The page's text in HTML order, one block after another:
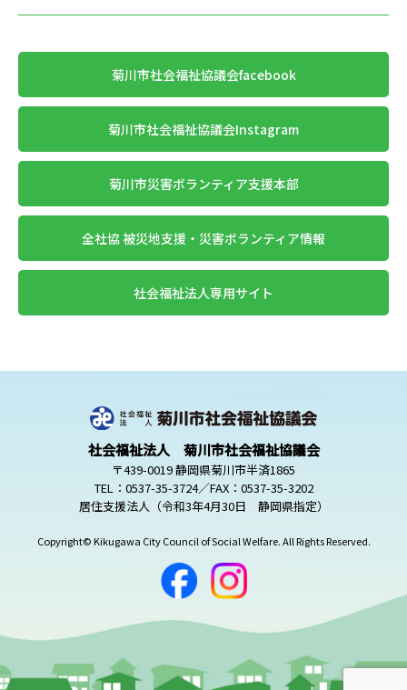
菊川市社会福祉協議会facebook
菊川市社会福祉協議会Instagram
菊川市災害ボランティア支援本部
全社協 被災地支援・災害ボランティア情報
社会福祉法人専用サイト
社会福祉法人 菊川市社会福祉協議会
〒439-0019 静岡県菊川市半済1865
TEL：0537-35-3724／FAX：0537-35-3202
居住支援法人（令和3年4月30日 静岡県指定）
Copyright© Kikugawa City Council of Social Welfare. All Rights Reserved.